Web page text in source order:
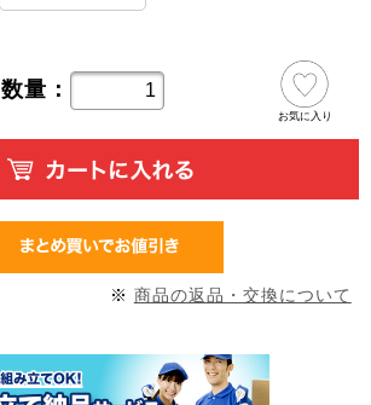
数量：
お気に入り
※ 商品の返品・交換について